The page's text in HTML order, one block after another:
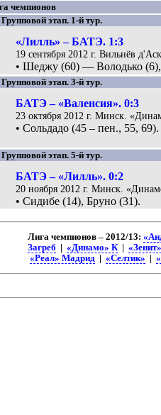
чемпионов
Групповой этап. 1-й тур.
«Лилль» – БАТЭ. 1:3
19 сентября 2012 г. Вильнёв
• Шеджу (60) — Володько
Групповой этап. 3-й тур.
БАТЭ – «Валенсия». 0:3
23 октября 2012 г. Минск.
• Сольдадо (45 – пен., 55, 69).
Групповой этап. 5-й тур.
БАТЭ – «Лилль». 0:2
20 ноября 2012 г. Минск.
• Сидибе (14), Бруно (31).
Лига чемпионов – 2012/13:
Загреб | «Динамо» К| «Зенит»
«Реал» Мадрид| «Селтик» |